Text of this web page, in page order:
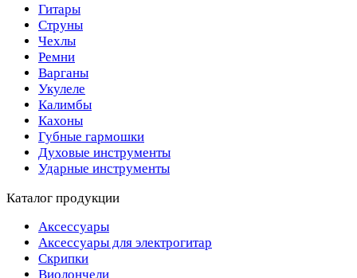
Гитары
Струны
Чехлы
Ремни
Варганы
Укулеле
Калимбы
Кахоны
Губные гармошки
Духовые инструменты
Ударные инструменты
Каталог продукции
Аксессуары
Аксессуары для электрогитар
Скрипки
Виолончели